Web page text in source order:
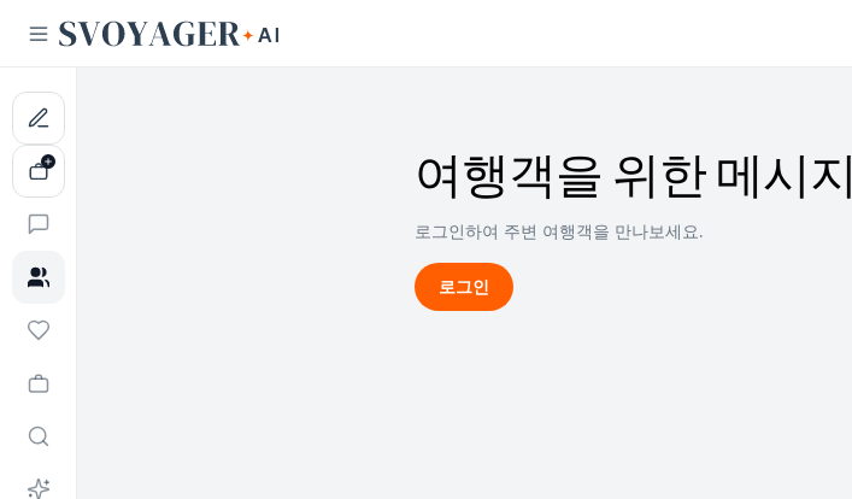
여행객을 위한 메시지
로그인하여 주변 여행객을 만나보세요.
로그인